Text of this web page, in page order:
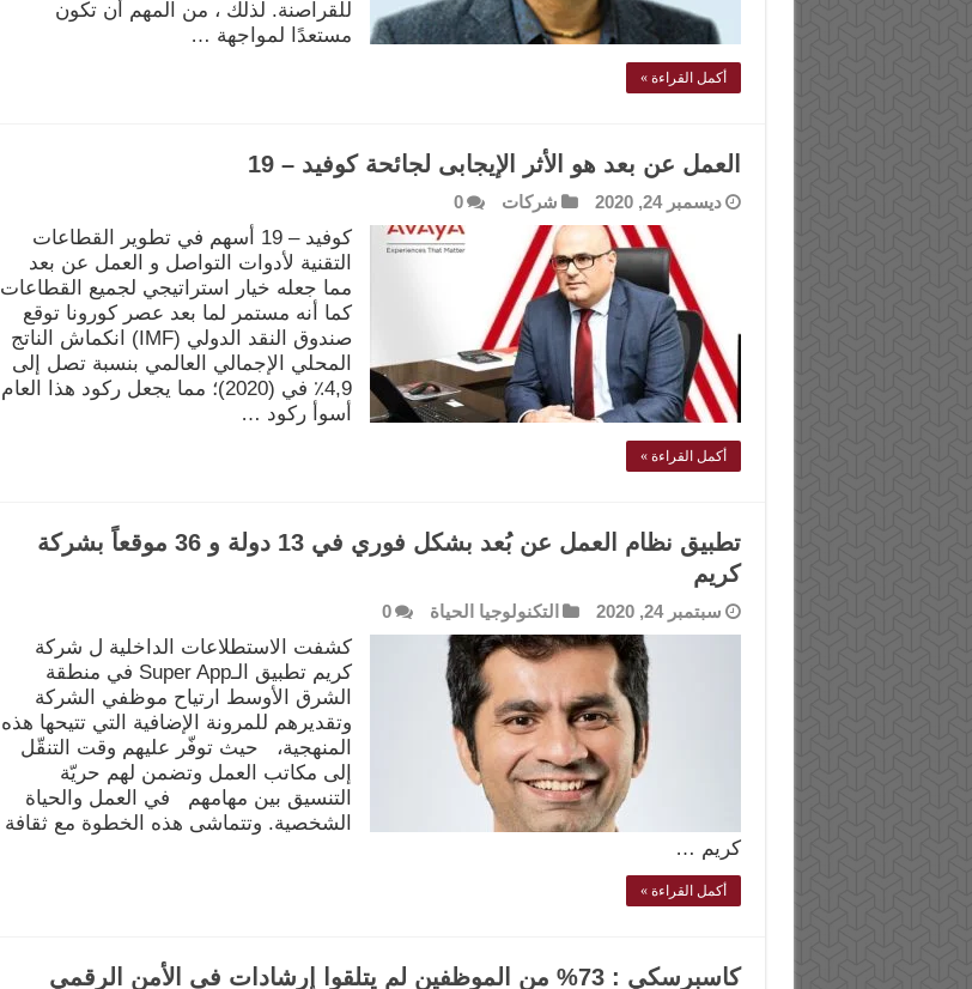
للقراصنة. لذلك ، من المهم أن تكون
مستعدًا لمواجهة …
أكمل القراءة »
العمل عن بعد هو الأثر الإيجابى لجائحة كوفيد – 19
ديسمبر 24, 2020 شركات 0
كوفيد – 19 أسهم في تطوير القطاعات
التقنية لأدوات التواصل و العمل عن بعد
مما جعله خيار استراتيجي لجميع القطاعات
كما أنه مستمر لما بعد عصر كورونا توقع
صندوق النقد الدولي (IMF) انكماش الناتج
المحلي الإجمالي العالمي بنسبة تصل إلى
4,9٪ في (2020)؛ مما يجعل ركود هذا العام
أسوأ ركود …
أكمل القراءة »
تطبيق نظام العمل عن بُعد بشكل فوري في 13 دولة و 36 موقعاً بشركة
كريم
سبتمبر 24, 2020 التكنولوجيا الحياة 0
كشفت الاستطلاعات الداخلية ل شركة
كريم تطبيق الـSuper App في منطقة
الشرق الأوسط ارتياح موظفي الشركة
وتقديرهم للمرونة الإضافية التي تتيحها هذه
المنهجية، حيث توفّر عليهم وقت التنقّل
إلى مكاتب العمل وتضمن لهم حريّة
التنسيق بين مهامهم في العمل والحياة
الشخصية. وتتماشى هذه الخطوة مع ثقافة
كريم …
أكمل القراءة »
كاسبرسكي : 73% من الموظفين لم يتلقوا إرشادات فى الأمن الرقمي